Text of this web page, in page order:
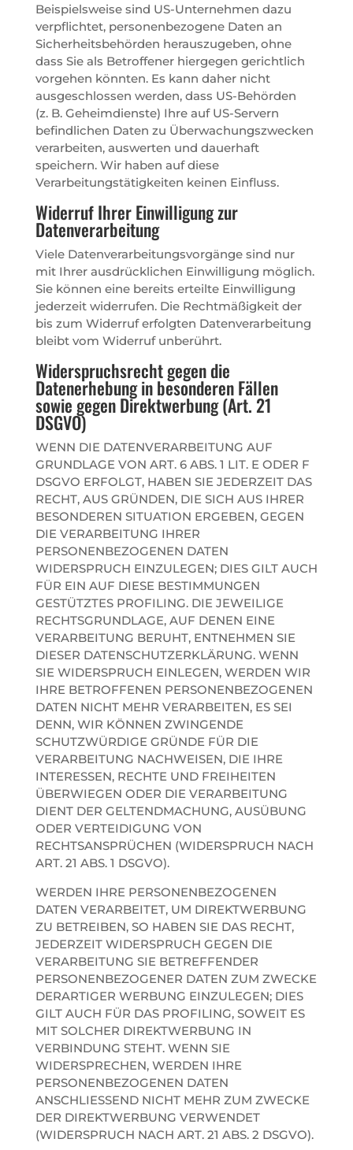
Beispielsweise sind US-Unternehmen dazu
verpflichtet, personenbezogene Daten an
Sicherheitsbehörden herauszugeben, ohne
dass Sie als Betroffener hiergegen gerichtlich
vorgehen könnten. Es kann daher nicht
ausgeschlossen werden, dass US-Behörden
(z. B. Geheimdienste) Ihre auf US-Servern
befindlichen Daten zu Überwachungszwecken
verarbeiten, auswerten und dauerhaft
speichern. Wir haben auf diese
Verarbeitungstätigkeiten keinen Einfluss.
Widerruf Ihrer Einwilligung zur
Datenverarbeitung
Viele Datenverarbeitungsvorgänge sind nur
mit Ihrer ausdrücklichen Einwilligung möglich.
Sie können eine bereits erteilte Einwilligung
jederzeit widerrufen. Die Rechtmäßigkeit der
bis zum Widerruf erfolgten Datenverarbeitung
bleibt vom Widerruf unberührt.
Widerspruchsrecht gegen die
Datenerhebung in besonderen Fällen
sowie gegen Direktwerbung (Art. 21
DSGVO)
WENN DIE DATENVERARBEITUNG AUF
GRUNDLAGE VON ART. 6 ABS. 1 LIT. E ODER F
DSGVO ERFOLGT, HABEN SIE JEDERZEIT DAS
RECHT, AUS GRÜNDEN, DIE SICH AUS IHRER
BESONDEREN SITUATION ERGEBEN, GEGEN
DIE VERARBEITUNG IHRER
PERSONENBEZOGENEN DATEN
WIDERSPRUCH EINZULEGEN; DIES GILT AUCH
FÜR EIN AUF DIESE BESTIMMUNGEN
GESTÜTZTES PROFILING. DIE JEWEILIGE
RECHTSGRUNDLAGE, AUF DENEN EINE
VERARBEITUNG BERUHT, ENTNEHMEN SIE
DIESER DATENSCHUTZERKLÄRUNG. WENN
SIE WIDERSPRUCH EINLEGEN, WERDEN WIR
IHRE BETROFFENEN PERSONENBEZOGENEN
DATEN NICHT MEHR VERARBEITEN, ES SEI
DENN, WIR KÖNNEN ZWINGENDE
SCHUTZWÜRDIGE GRÜNDE FÜR DIE
VERARBEITUNG NACHWEISEN, DIE IHRE
INTERESSEN, RECHTE UND FREIHEITEN
ÜBERWIEGEN ODER DIE VERARBEITUNG
DIENT DER GELTENDMACHUNG, AUSÜBUNG
ODER VERTEIDIGUNG VON
RECHTSANSPRÜCHEN (WIDERSPRUCH NACH
ART. 21 ABS. 1 DSGVO).
WERDEN IHRE PERSONENBEZOGENEN
DATEN VERARBEITET, UM DIREKTWERBUNG
ZU BETREIBEN, SO HABEN SIE DAS RECHT,
JEDERZEIT WIDERSPRUCH GEGEN DIE
VERARBEITUNG SIE BETREFFENDER
PERSONENBEZOGENER DATEN ZUM ZWECKE
DERARTIGER WERBUNG EINZULEGEN; DIES
GILT AUCH FÜR DAS PROFILING, SOWEIT ES
MIT SOLCHER DIREKTWERBUNG IN
VERBINDUNG STEHT. WENN SIE
WIDERSPRECHEN, WERDEN IHRE
PERSONENBEZOGENEN DATEN
ANSCHLIESSEND NICHT MEHR ZUM ZWECKE
DER DIREKTWERBUNG VERWENDET
(WIDERSPRUCH NACH ART. 21 ABS. 2 DSGVO).